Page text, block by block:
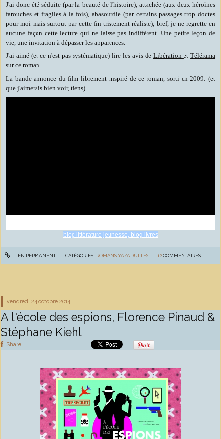
J'ai donc été séduite (par la beauté de l'histoire), attachée (aux deux héroïnes
farouches et fragiles à la fois), abasourdie (par certains passages trop doctes
pour moi mais surtout par cette fin tristement réaliste), bref, je ne regrette en
aucune façon cette lecture qui ne laisse pas indifférent. Une petite leçon de
vie, une invitation à dépasser les apparences.
J'ai aimé (et ce n'est pas systématique) lire les avis de Libération etTélérama
sur ce roman.
La bande-annonce du film librement inspiré de ce roman, sorti en 2009: (et
que j'aimerais bien voir, tiens)
blog littérature jeunesse, blog livres
LIEN PERMANENT CATÉGORIES : ROMANS YA/ADULTES 12COMMENTAIRES
vendredi 24 octobre 2014
A l'école des espions, Florence Pinaud &
Stéphane Kiehl
Share